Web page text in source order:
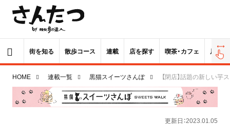
街を知る 散歩コース 連載 店を探す 喫茶・カフェ 居酒屋
HOME 連載一覧 黒猫スイーツさんぽ 【閉店】話題の新しい
更新日：2023.01.05